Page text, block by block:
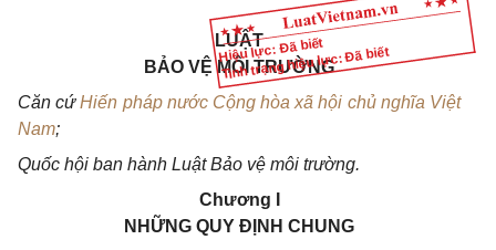
Hiệu lực: Đã biết
Tình trạng hiệu lực: Đã biết
LUẬT
BẢO VỆ MÔI TRƯỜNG
Căn cứHiến pháp nước Cộng hòa xã hội chủ nghĩa Việt
Nam;
Quốc hội ban hành Luật Bảo vệ môi trường.
Chương I
NHỮNG QUY ĐỊNH CHUNG